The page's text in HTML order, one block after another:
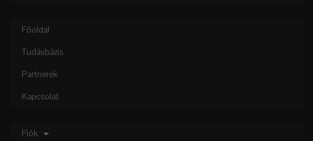
Főoldal
Tudásbázis
Partnerek
Kapcsolat
Fiók